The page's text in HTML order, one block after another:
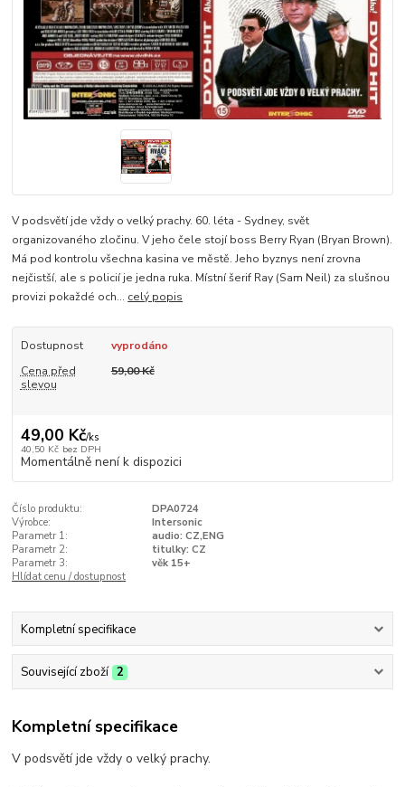
V podsvětí jde vždy o velký prachy. 60. léta - Sydney, svět
organizovaného zločinu. V jeho čele stojí boss Berry Ryan (Bryan Brown).
Má pod kontrolu všechna kasina ve městě. Jeho byznys není zrovna
nejčistší, ale s policií je jedna ruka. Místní šerif Ray (Sam Neil) za slušnou
provizi pokaždé och... celý popis
Dostupnost
vyprodáno
Cena před
slevou
59,00 Kč
49,00 Kč/ks
40,50 Kč bez DPH
Momentálně není k dispozici
Číslo produktu:
DPA0724
Výrobce:
Intersonic
Parametr 1:
audio: CZ,ENG
Parametr 2:
titulky: CZ
Parametr 3:
věk 15+
Hlídat cenu / dostupnost
Kompletní specifikace
Související zboží 2
Kompletní specifikace
V podsvětí jde vždy o velký prachy.